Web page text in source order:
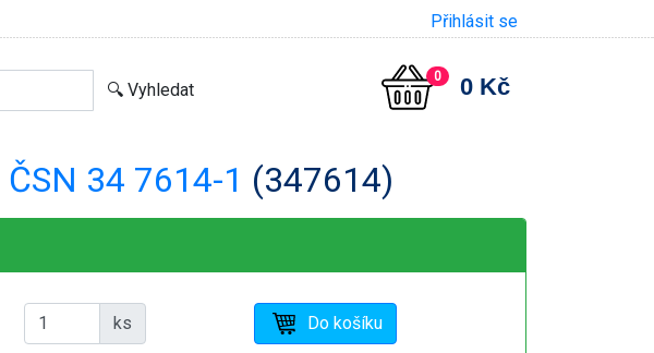
Přihlásit se
0 0 Kč
ČSN 34 7614-1 (347614)
ks